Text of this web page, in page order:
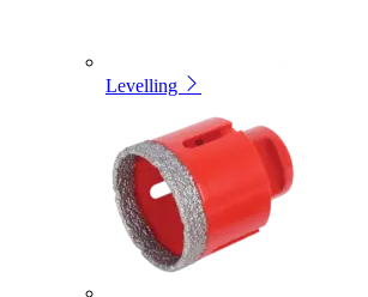
Levelling